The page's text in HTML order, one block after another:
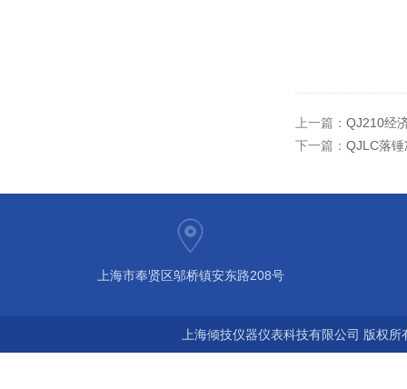
上一篇： QJ210经
下一篇： QJLC落
上海市奉贤区邬桥镇安东路208号
上海倾技仪器仪表科技有限公司 版权